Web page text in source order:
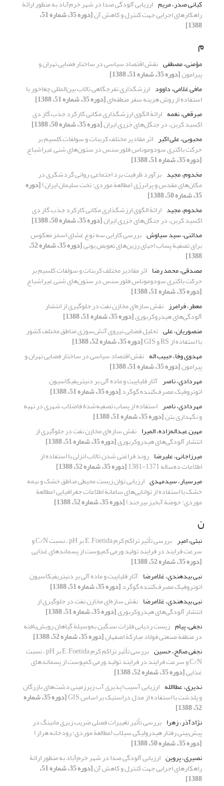
کیانی صدر، مریم ارزیابی آلودگی صدا در شهر خرم‌آباد به منظور ارائة
راهکارهای اجرایی جهت کنترل و کاهش آن [دوره 35، شماره 51،
1388]
م
مؤمنی، مصطفی نقش اقتصاد سیاسی در ساختار فضایی تهران و
پیرامون[دوره 35، شماره 51، 1388]
مافی غلامی، داوود ارزشگذاری تفرجگاهی تالاب بین‌المللی چغاخور با
استفاده از روش هزینه سفر منطقه‌ای[دوره 35، شماره 51، 1388]
مبرقعی، نغمه ارائة الگوی ارزشگذاری مکانی کارکرد جذب گاز دی
اکسید کربن، در جنگل‌های خزری ایران[دوره 35، شماره 50، 1388]
محبوبی، علی اکبر اثر مقادیر مختلف کربنات و سولفات کلسیم بر
حرکت باکتری سودوموناس فلورسنس در ستون‌های شنی غیراشباع
[دوره 35، شماره 51، 1388]
مخدوم، مجید برآورد ظرفیت برد اجتماعی– روانی گردشگری در
مکان‌های مقدس و پرانرژی (مطالعة موردی: تخت سلیمان ایران)[دوره
35، شماره 50، 1388]
مخدوم، مجید ارائة الگوی ارزشگذاری مکانی کارکرد جذب گاز دی
اکسید کربن، در جنگل‌های خزری ایران[دوره 35، شماره 50، 1388]
مدائنی، سید سیاوش بررسی کارایی سه نوع غشای اسمز معکوس
برای تصفیة پساب احیای رزین‌های تعویض یونی [دوره 35، شماره 52،
1388]
مصدقی، محمد رضا اثر مقادیر مختلف کربنات و سولفات کلسیم بر
حرکت باکتری سودوموناس فلورسنس در ستون‌های شنی غیراشباع
[دوره 35، شماره 51، 1388]
معطر، فرامرز نقش ‌سازه‌ای مخازن نفت در جلوگیری از انتشار
آلودگی‌های هیدروکربوری[دوره 35، شماره 51، 1388]
منصوریان، علی تحلیل فضایی نیروی آتش‌سوزی مناطق مختلف کشور
با استفاده از RS و GIS
[دوره 35، شماره 52، 1388]
مهدوی وفا، حبیب اله نقش اقتصاد سیاسی در ساختار فضایی تهران و
پیرامون[دوره 35، شماره 51، 1388]
مهردادی، ناصر آثار قلیاییت و ماده آلی بر دنیتریفیکاسیون
اتوتروفیک مصرف‌کننده گوگرد[دوره 35، شماره 51، 1388]
مهردادی، ناصر استفاده از پساب تصفیه‌شدة فاضلاب شهری در تهیه
و نگهداری بتن[دوره 35، شماره 51، 1388]
مهین عبداله‌زاده، المیرا نقش ‌سازه‌ای مخازن نفت در جلوگیری از
انتشار آلودگی‌های هیدروکربوری[دوره 35، شماره 51، 1388]
میرزاجانی، علیرضا روند فراغنی شدن تالاب انزلی با استفاده از
اطلاعات ده‌ساله 1371-1381
[دوره 35، شماره 52، 1388]
میر‌سیار، سید‌مهدی ارزیابی توان زیست محیطی مناطق خشک و نیمه
خشک با استفاده از توانایی‌‌های سامانة اطلاعات جغرافیایی (مطالعة
موردی: حوضة آبخیز بیرجند)[دوره 35، شماره 52، 1388]
ن
نبئی، امیر بررسی تأثیر تراکم کرم E.Foetida بر pH ، نسبت C/N و
سرعت فرایند در فرایند تولید ورمی کمپوست از پسماندهای غذایی
[دوره 35، شماره 52، 1388]
نبی بیدهندی، غلامرضا آثار قلیاییت و ماده آلی بر دنیتریفیکاسیون
اتوتروفیک مصرف‌کننده گوگرد[دوره 35، شماره 51، 1388]
نبی بیدهندی، غلامرضا نقش ‌سازه‌ای مخازن نفت در جلوگیری از
انتشار آلودگی‌های هیدروکربوری[دوره 35، شماره 51، 1388]
نجفی، پیام زیست ردیابی فلزات سنگین به‌وسیلة گیاهان رویش‌یافته
در منطقة صنعتی فولاد مبارکة اصفهان[دوره 35، شماره 52، 1388]
نجفی صالح، حسین
بررسی تأثیر تراکم کرم E.Foetida بر pH ، نسبت
C/N و سرعت فرایند در فرایند تولید ورمی کمپوست از پسماندهای
غذایی[دوره 35، شماره 52، 1388]
ندیری، عطاالله ارزیابی آسیب?پذیری آب زیرزمینی دشت‌های بازرگان
و پلدشت با استفاده از مدل دراستیک بر اساس GIS [دوره 35، شماره
52، 1388]
نژادآذر، زهرا بررسی تأثیر تغییرات فصلی ضریب زبری مانینگ در
پیش‌بینی رفتار هیدرولیکی سیلاب (مطالعة موردی: رودخانه هراز)
[دوره 35، شماره 50، 1388]
نصیری، پروین ارزیابی آلودگی صدا در شهر خرم‌آباد به منظور ارائة
راهکارهای اجرایی جهت کنترل و کاهش آن [دوره 35، شماره 51،
1388]